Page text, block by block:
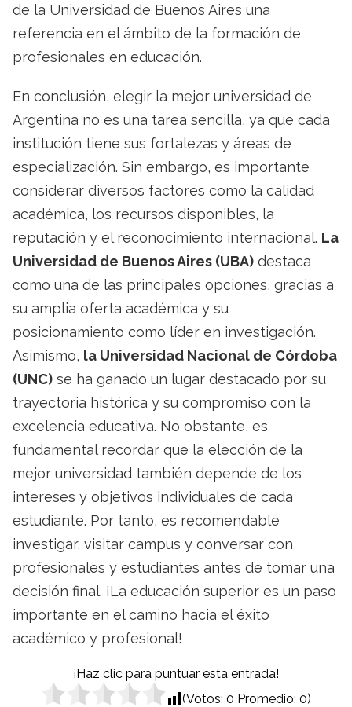
de la Universidad de Buenos Aires una
referencia en el ámbito de la formación de
profesionales en educación.
En conclusión, elegir la mejor universidad de
Argentina no es una tarea sencilla, ya que cada
institución tiene sus fortalezas y áreas de
especialización. Sin embargo, es importante
considerar diversos factores como la calidad
académica, los recursos disponibles, la
reputación y el reconocimiento internacional. La
Universidad de Buenos Aires (UBA) destaca
como una de las principales opciones, gracias a
su amplia oferta académica y su
posicionamiento como líder en investigación.
Asimismo, la Universidad Nacional de Córdoba
(UNC) se ha ganado un lugar destacado por su
trayectoria histórica y su compromiso con la
excelencia educativa. No obstante, es
fundamental recordar que la elección de la
mejor universidad también depende de los
intereses y objetivos individuales de cada
estudiante. Por tanto, es recomendable
investigar, visitar campus y conversar con
profesionales y estudiantes antes de tomar una
decisión final. ¡La educación superior es un paso
importante en el camino hacia el éxito
académico y profesional!
¡Haz clic para puntuar esta entrada!
(Votos: 0 Promedio: 0)